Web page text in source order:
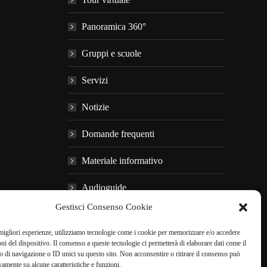
Gestisci Consenso Cookie
esperienze, utilizziamo tecnologie come i cookie per memorizzare e/o accedere
del dispositivo. Il consenso a queste tecnologie ci permetterà di elaborare dati come il
di navigazione o ID unici su questo sito. Non acconsentire o ritirare il consenso può
su alcune caratteristiche e funzioni.
Panoramica 360°
Gruppi e scuole
Servizi
Notizie
Domande frequenti
Materiale informativo
Audioguide
PRENOTA ONLINE